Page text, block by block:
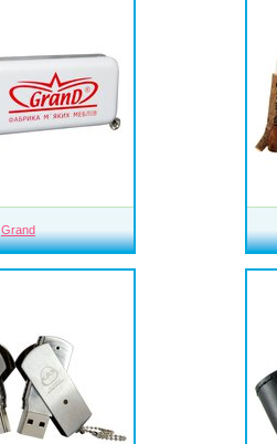
Grand